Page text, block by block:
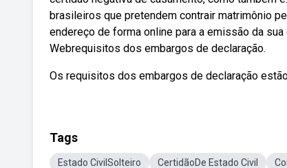
brasileiros que pretendem contrair matrimônio
endereço de forma online para a emissão da
Webrequisitos dos embargos de declaração.
Os requisitos dos embargos de declaração
Tags
Estado CivilSolteiro CertidãoDe Estado Civil